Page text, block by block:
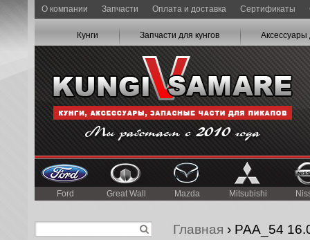
О компании Запчасти Оплата и доставка Сертификаты
Кунги Запчасти для кунгов Аксессуары
Ford Great Wall Mazda Mitsubishi
Главная › РАА_54